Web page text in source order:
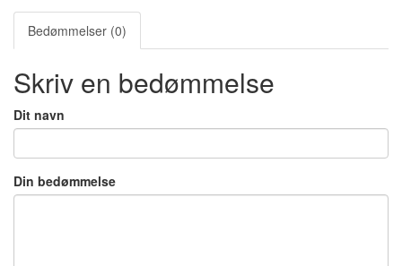
Bedømmelser (0)
Skriv en bedømmelse
Dit navn
Din bedømmelse